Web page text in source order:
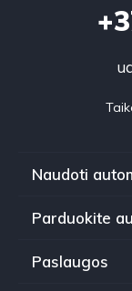
Naudoti
Parduokite
Paslaugos